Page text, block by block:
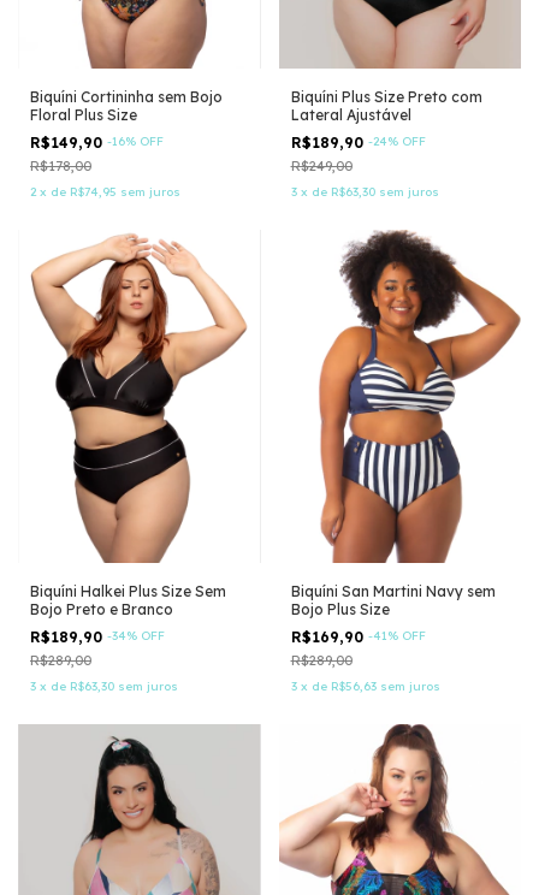
Biquíni Cortininha sem Bojo
Floral Plus Size
R$149,90 -16% OFF
R$178,00
2 x de R$74,95 sem juros
Biquíni Plus Size Preto com
Lateral Ajustável
R$189,90 -24% OFF
R$249,00
3 x de R$63,30 sem juros
Biquíni Halkei Plus Size Sem
Bojo Preto e Branco
R$189,90 -34% OFF
R$289,00
3 x de R$63,30 sem juros
Biquíni San Martini Navy sem
Bojo Plus Size
R$169,90 -41% OFF
R$289,00
3 x de R$56,63 sem juros